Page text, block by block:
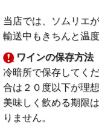
当店では、ソムリエ
輸送中もきちんと温
ワインの保存方法
冷暗所で保存してく
合は２０度以下が理想
美味しく飲める期限
りません。